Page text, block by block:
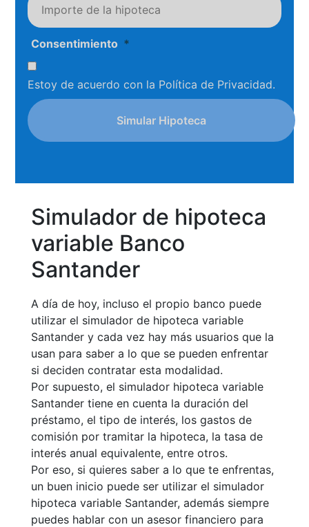
Consentimiento *
Estoy de acuerdo con la Política de Privacidad.
Simulador de hipoteca
variable Banco
Santander
A día de hoy, incluso el propio banco puede
utilizar el simulador de hipoteca variable
Santander y cada vez hay más usuarios que la
usan para saber a lo que se pueden enfrentar
si deciden contratar esta modalidad.
Por supuesto, el simulador hipoteca variable
Santander tiene en cuenta la duración del
préstamo, el tipo de interés, los gastos de
comisión por tramitar la hipoteca, la tasa de
interés anual equivalente, entre otros.
Por eso, si quieres saber a lo que te enfrentas,
un buen inicio puede ser utilizar el simulador
hipoteca variable Santander, además siempre
puedes hablar con un asesor financiero para